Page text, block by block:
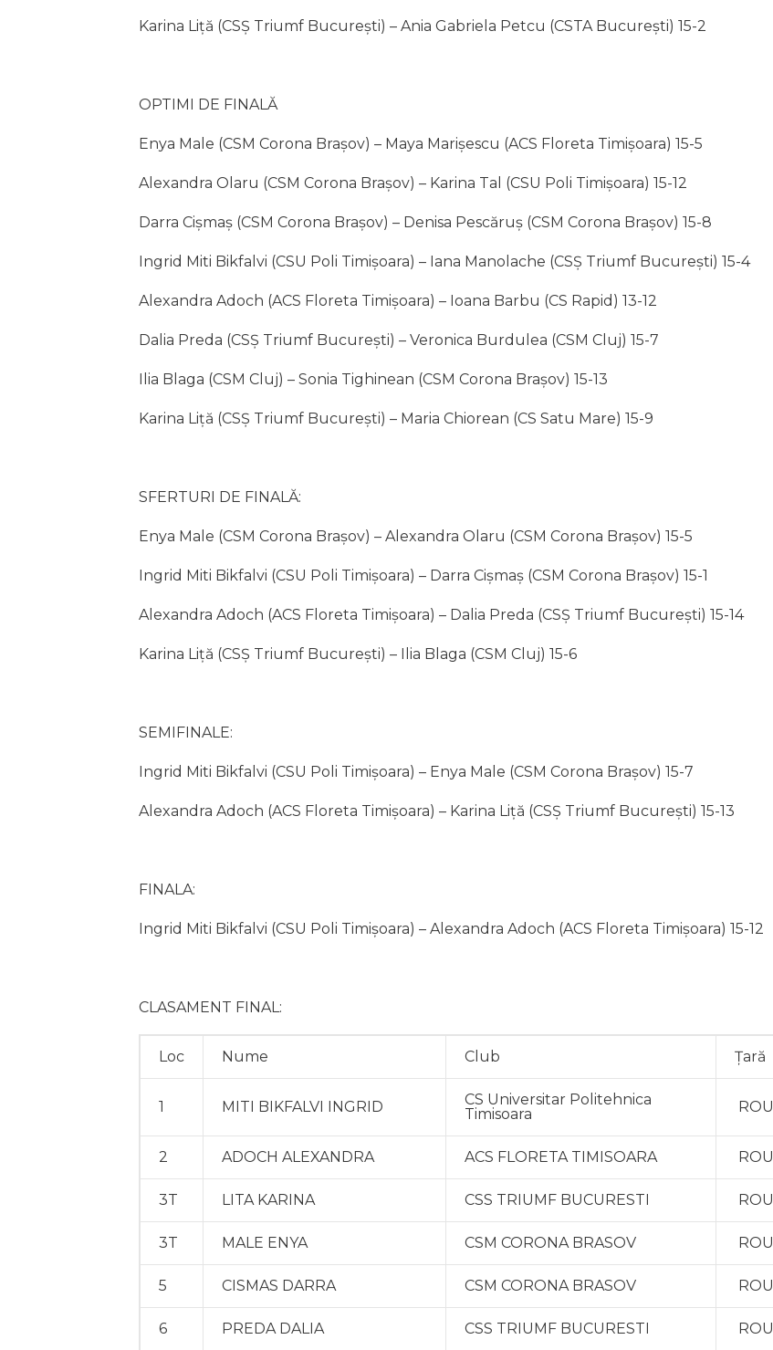
Karina Liță (CSȘ Triumf București) – Ania Gabriela Petcu (CSTA București) 15-2
OPTIMI DE FINALĂ
Enya Male (CSM Corona Brașov) – Maya Marișescu (ACS Floreta Timișoara) 15-5
Alexandra Olaru (CSM Corona Brașov) – Karina Tal (CSU Poli Timișoara) 15-12
Darra Cișmaș (CSM Corona Brașov) – Denisa Pescăruș (CSM Corona Brașov) 15-8
Ingrid Miti Bikfalvi (CSU Poli Timișoara) – Iana Manolache (CSȘ Triumf București) 15-4
Alexandra Adoch (ACS Floreta Timișoara) – Ioana Barbu (CS Rapid) 13-12
Dalia Preda (CSȘ Triumf București) – Veronica Burdulea (CSM Cluj) 15-7
Ilia Blaga (CSM Cluj) – Sonia Tighinean (CSM Corona Brașov) 15-13
Karina Liță (CSȘ Triumf București) – Maria Chiorean (CS Satu Mare) 15-9
SFERTURI DE FINALĂ:
Enya Male (CSM Corona Brașov) – Alexandra Olaru (CSM Corona Brașov) 15-5
Ingrid Miti Bikfalvi (CSU Poli Timișoara) – Darra Cișmaș (CSM Corona Brașov) 15-1
Alexandra Adoch (ACS Floreta Timișoara) – Dalia Preda (CSȘ Triumf București) 15-14
Karina Liță (CSȘ Triumf București) – Ilia Blaga (CSM Cluj) 15-6
SEMIFINALE:
Ingrid Miti Bikfalvi (CSU Poli Timișoara) – Enya Male (CSM Corona Brașov) 15-7
Alexandra Adoch (ACS Floreta Timișoara) – Karina Liță (CSȘ Triumf București) 15-13
FINALA:
Ingrid Miti Bikfalvi (CSU Poli Timișoara) – Alexandra Adoch (ACS Floreta Timișoara) 15-12
CLASAMENT FINAL:
Loc Nume Club Țară
1 MITI BIKFALVI INGRID
CS Universitar Politehnica
Timisoara
ROU
2 ADOCH ALEXANDRA ACS FLORETA TIMISOARA ROU
3T LITA KARINA CSS TRIUMF BUCURESTI ROU
3T MALE ENYA CSM CORONA BRASOV ROU
5 CISMAS DARRA CSM CORONA BRASOV ROU
6 PREDA DALIA CSS TRIUMF BUCURESTI ROU